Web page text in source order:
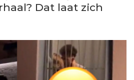
Dat laat zich